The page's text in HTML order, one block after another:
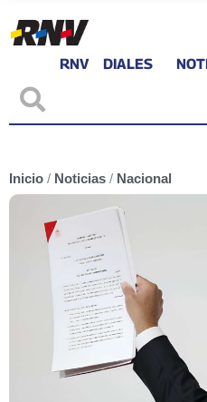
RNV DIALES
Inicio / Noticias / Nacional